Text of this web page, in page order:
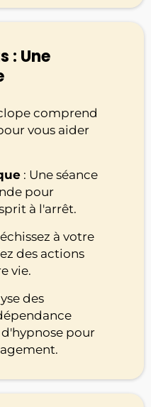
: Une
comprend
vous aider
: Une séance
pour
à l'arrêt.
à votre
des actions
vie.
des
pour